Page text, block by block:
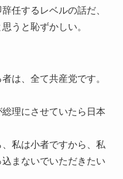
任するレベルの話だ、
うと恥ずかしい。
は、全て共産党です。
理にさせていたら日本
私は小者ですから、私
まないでいただきたい